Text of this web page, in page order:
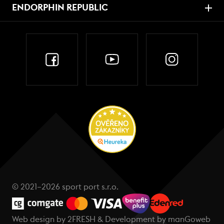
ENDORPHIN REPUBLIC
© 2021–2026 sport port s.r.o.
Web design by 2FRESH & Development by manGoweb